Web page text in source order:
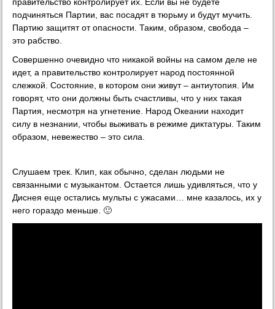
правительство контролирует их. Если вы не будете
подчиняться Партии, вас посадят в тюрьму и будут мучить.
Партию защитят от опасности. Таким, образом, свобода –
это рабство.
Совершенно очевидно что никакой войны на самом деле не
идет, а правительство контролирует народ постоянной
слежкой. Состояние, в котором они живут – антиутопия. Им
говорят, что они должны быть счастливы, что у них такая
Партия, несмотря на угнетение. Народ Океании находит
силу в незнании, чтобы выживать в режиме диктатуры. Таким
образом, невежество – это сила.
Слушаем трек. Клип, как обычно, сделан людьми не
связанными с музыкантом. Остается лишь удивляться, что у
Диснея еще остались мульты с ужасами… мне казалось, их у
него гораздо меньше. 🙂